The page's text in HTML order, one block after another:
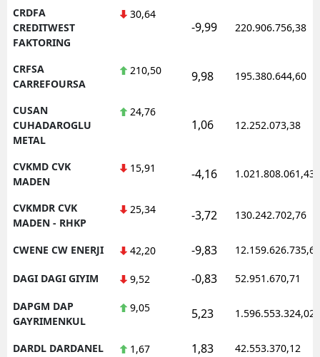
CRDFA
CREDITWEST
FAKTORING
30,64
-9,99 220.906.756,38
CRFSA
CARREFOURSA
210,50 9,98 195.380.644,60
CUSAN
CUHADAROGLU
METAL
24,76
1,06 12.252.073,38
CVKMD CVK
MADEN
15,91 -4,16 1.021.808.061,43
CVKMDR CVK
MADEN - RHKP
25,34 -3,72 130.242.702,76
CWENE CW ENERJI 42,20 -9,83 12.159.626.735,62
DAGI DAGI GIYIM 9,52 -0,83 52.951.670,71
DAPGM DAP
GAYRIMENKUL
9,05 5,23 1.596.553.324,02
DARDL DARDANEL 1,67 1,83 42.553.370,12